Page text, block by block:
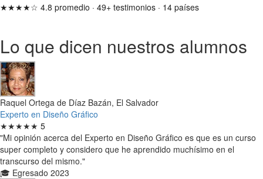
★★★★☆ 4.8 promedio · 49+ testimonios · 14 países
Lo que dicen nuestros alumnos
Raquel Ortega de Díaz Bazán, El Salvador
Experto en Diseño Gráfico
★★★★★ 5
"Mi opinión acerca del Experto en Diseño Gráfico es que es un curso
super completo y considero que he aprendido muchísimo en el
transcurso del mismo."
🎓 Egresado 2023